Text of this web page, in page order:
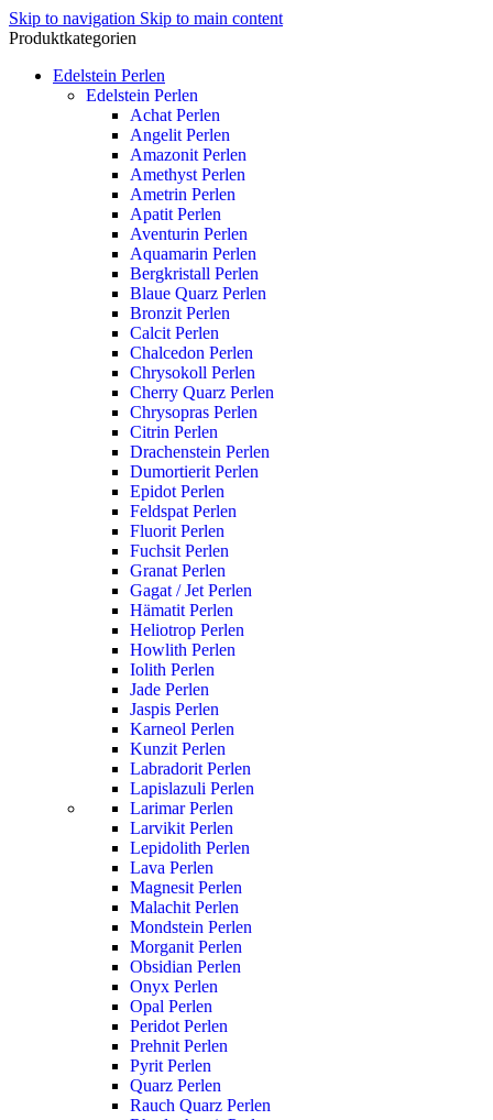
Skip to navigation Skip to main content
Produktkategorien
Edelstein Perlen
Edelstein Perlen
Achat Perlen
Angelit Perlen
Amazonit Perlen
Amethyst Perlen
Ametrin Perlen
Apatit Perlen
Aventurin Perlen
Aquamarin Perlen
Bergkristall Perlen
Blaue Quarz Perlen
Bronzit Perlen
Calcit Perlen
Chalcedon Perlen
Chrysokoll Perlen
Cherry Quarz Perlen
Chrysopras Perlen
Citrin Perlen
Drachenstein Perlen
Dumortierit Perlen
Epidot Perlen
Feldspat Perlen
Fluorit Perlen
Fuchsit Perlen
Granat Perlen
Gagat / Jet Perlen
Hämatit Perlen
Heliotrop Perlen
Howlith Perlen
Iolith Perlen
Jade Perlen
Jaspis Perlen
Karneol Perlen
Kunzit Perlen
Labradorit Perlen
Lapislazuli Perlen
Larimar Perlen
Larvikit Perlen
Lepidolith Perlen
Lava Perlen
Magnesit Perlen
Malachit Perlen
Mondstein Perlen
Morganit Perlen
Obsidian Perlen
Onyx Perlen
Opal Perlen
Peridot Perlen
Prehnit Perlen
Pyrit Perlen
Quarz Perlen
Rauch Quarz Perlen